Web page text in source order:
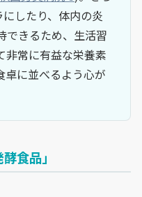
したり、体内の炎
できるため、生活習
非常に有益な栄養素
卓に並べるよう心が
食品」